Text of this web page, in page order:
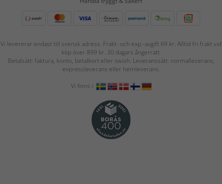
Vi levererar endast till svensk adress. Frakt- och exp.-avgift 69 kr. Alltid fri frakt vid
köp över 899 kr. 30 dagars ångerrätt.
Betalsätt: faktura, konto, betalkort eller swish. Leveranssätt: normalleverans,
expressleverans eller hemleverans.
Vi finns i: